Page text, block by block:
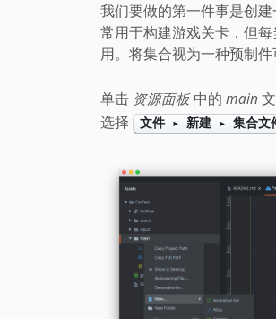
我们要做的第一件事是创
常用于构建游戏关卡，但
用。将集合视为一种预制件
单击 资源面板中的 main
选择
文件 ▸ 新建 ▸ 集合文